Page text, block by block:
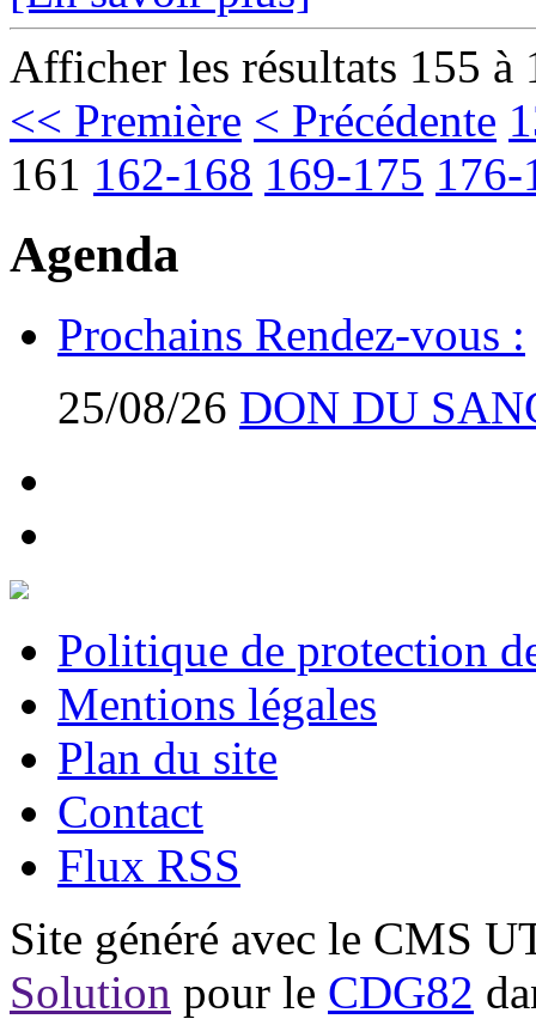
Afficher les résultats 155 à
<< Première < Précédente
161 162-168 169-175 176-
Agenda
Prochains Rendez-vous :
25/08/26 DON DU
Politique de protection
Mentions légales
Plan du site
Contact
Flux RSS
Site généré avec le CMS
Solution pour le CDG82